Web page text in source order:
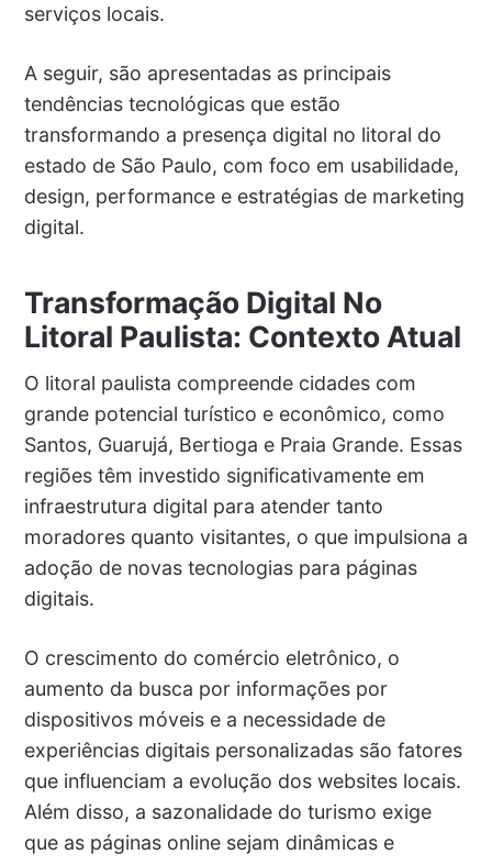
serviços locais.
A seguir, são apresentadas as principais
tendências tecnológicas que estão
transformando a presença digital no litoral do
estado de São Paulo, com foco em usabilidade,
design, performance e estratégias de marketing
digital.
Transformação Digital No
Litoral Paulista: Contexto Atual
O litoral paulista compreende cidades com
grande potencial turístico e econômico, como
Santos, Guarujá, Bertioga e Praia Grande. Essas
regiões têm investido significativamente em
infraestrutura digital para atender tanto
moradores quanto visitantes, o que impulsiona a
adoção de novas tecnologias para páginas
digitais.
O crescimento do comércio eletrônico, o
aumento da busca por informações por
dispositivos móveis e a necessidade de
experiências digitais personalizadas são fatores
que influenciam a evolução dos websites locais.
Além disso, a sazonalidade do turismo exige
que as páginas online sejam dinâmicas e